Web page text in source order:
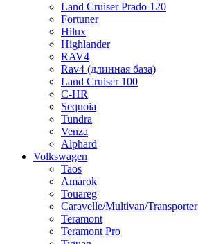
Land Cruiser Prado 120
Fortuner
Hilux
Highlander
RAV4
Rav4 (длинная база)
Land Cruiser 100
C-HR
Sequoia
Tundra
Venza
Alphard
Volkswagen
Taos
Amarok
Touareg
Caravelle/Multivan/Transporter
Teramont
Teramont Pro